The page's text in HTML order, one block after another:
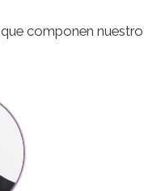
componen nuestro